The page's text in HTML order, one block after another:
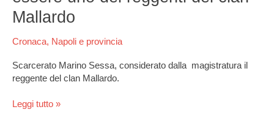
Mallardo
Cronaca, Napoli e provincia
Scarcerato Marino Sessa, considerato dalla magistratura il
reggente del clan Mallardo.
Sessa.
Condannato
essere
dei
reggenti
clan
Leggi tutto »